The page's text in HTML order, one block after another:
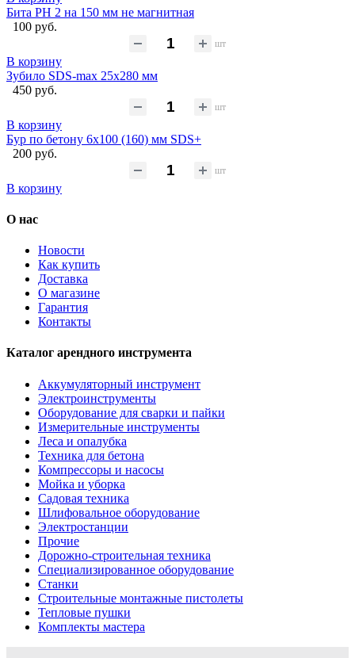
Бита PH 2 на 150 мм не магнитная
100 руб.
шт
В корзину
Зубило SDS-max 25х280 мм
450 руб.
шт
В корзину
Бур по бетону 6x100 (160) мм SDS+
200 руб.
шт
В корзину
О нас
Новости
Как купить
Доставка
О магазине
Гарантия
Контакты
Каталог арендного инструмента
Аккумуляторный инструмент
Электроинструменты
Оборудование для сварки и пайки
Измерительные инструменты
Леса и опалубка
Техника для бетона
Компрессоры и насосы
Мойка и уборка
Садовая техника
Шлифовальное оборудование
Электростанции
Прочие
Дорожно-строительная техника
Специализированное оборудование
Станки
Строительные монтажные пистолеты
Тепловые пушки
Комплекты мастера